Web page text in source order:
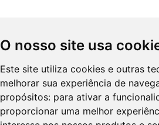
O nosso site usa
Este site utiliza cookies e outras
melhorar sua experiência de
propósitos: para ativar a
proporcionar uma melhor